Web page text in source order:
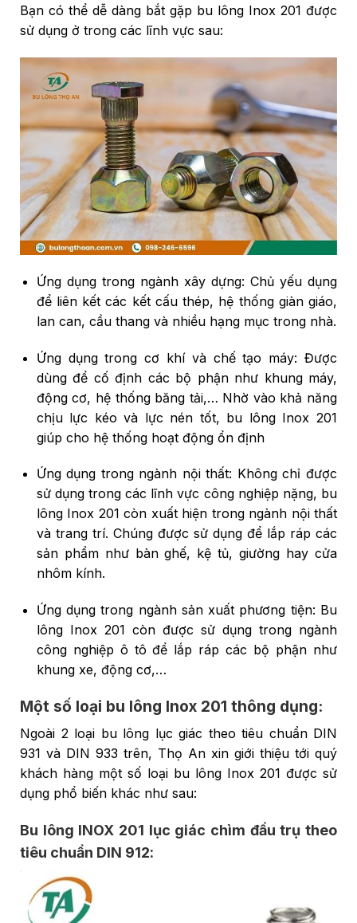
Bạn có thể dễ dàng bắt gặp bu lông Inox 201 được
sử dụng ở trong các lĩnh vực sau:
Ứng dụng trong ngành xây dựng: Chủ yếu dụng
để liên kết các kết cấu thép, hệ thống giàn giáo,
lan can, cầu thang và nhiều hạng mục trong nhà.
Ứng dụng trong cơ khí và chế tạo máy: Được
dùng để cố định các bộ phận như khung máy,
động cơ, hệ thống băng tải,… Nhờ vào khả năng
chịu lực kéo và lực nén tốt, bu lông Inox 201
giúp cho hệ thống hoạt động ổn định
Ứng dụng trong ngành nội thất: Không chỉ được
sử dụng trong các lĩnh vực công nghiệp nặng, bu
lông Inox 201 còn xuất hiện trong ngành nội thất
và trang trí. Chúng được sử dụng để lắp ráp các
sản phẩm như bàn ghế, kệ tủ, giường hay cửa
nhôm kính.
Ứng dụng trong ngành sản xuất phương tiện: Bu
lông Inox 201 còn được sử dụng trong ngành
công nghiệp ô tô để lắp ráp các bộ phận như
khung xe, động cơ,…
Một số loại bu lông Inox 201 thông dụng:
Ngoài 2 loại bu lông lục giác theo tiêu chuẩn DIN
931 và DIN 933 trên, Thọ An xin giới thiệu tới quý
khách hàng một số loại bu lông Inox 201 được sử
dụng phổ biến khác như sau:
Bu lông INOX 201 lục giác chìm đầu trụ theo
tiêu chuẩn DIN 912: